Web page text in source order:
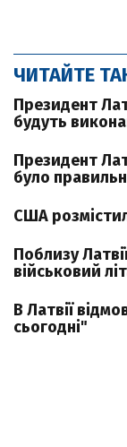
ЧИТАЙТЕ
Президент
будуть
Президент
було
США
Поблизу
військовий
В Латвії
сьогодні"